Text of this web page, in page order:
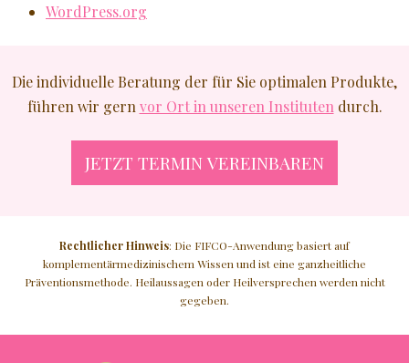
WordPress.org
Die individuelle Beratung der für Sie optimalen Produkte,
führen wir gern vor Ort in unseren Instituten durch.
JETZT TERMIN VEREINBAREN
Rechtlicher Hinweis: Die FIFCO-Anwendung basiert auf
komplementärmedizinischem Wissen und ist eine ganzheitliche
Präventionsmethode. Heilaussagen oder Heilversprechen werden nicht
gegeben.